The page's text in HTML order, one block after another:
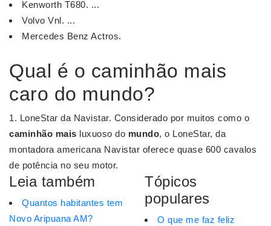
Kenworth T680. ...
Volvo Vnl. ...
Mercedes Benz Actros.
Qual é o caminhão mais
caro do mundo?
1. LoneStar da Navistar. Considerado por muitos como o
caminhão mais luxuoso do mundo, o LoneStar, da
montadora americana Navistar oferece quase 600 cavalos
de potência no seu motor.
Leia também
Quantos habitantes tem
Novo Aripuana AM?
Tópicos
populares
O que me faz feliz